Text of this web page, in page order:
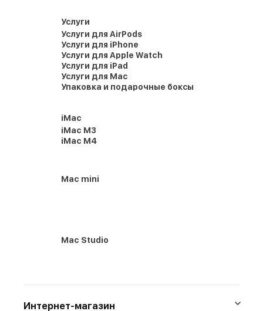
Услуги
Услуги для AirPods
Услуги для iPhone
Услуги для Apple Watch
Услуги для iPad
Услуги для Mac
Упаковка и подарочные боксы
iMac
iMac M3
iMac M4
Mac mini
Mac Studio
Интернет-магазин